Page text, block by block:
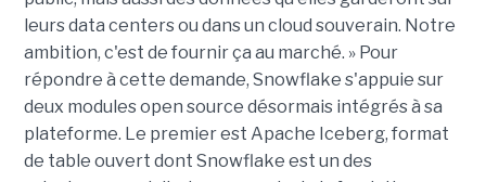
leurs data centers ou dans un cloud souverain. Notre
ambition, c'est de fournir ça au marché. » Pour
répondre à cette demande, Snowflake s'appuie sur
deux modules open source désormais intégrés à sa
plateforme. Le premier est Apache Iceberg, format
de table ouvert dont Snowflake est un des